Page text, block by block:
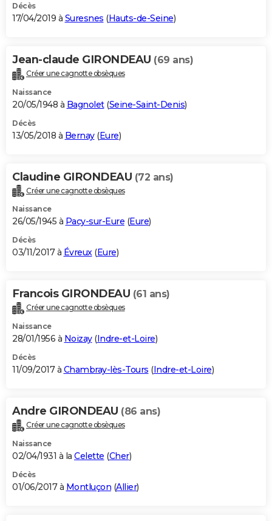
Décès
17/04/2019 à Suresnes (Hauts-de-Seine)
Jean-claude GIRONDEAU (69 ans)
Créer une cagnotte obsèques
Naissance
20/05/1948 à Bagnolet(Seine-Saint-Denis)
Décès
13/05/2018 à Bernay(Eure)
Claudine GIRONDEAU (72 ans)
Créer une cagnotte obsèques
Naissance
26/05/1945 à Pacy-sur-Eure (Eure)
Décès
03/11/2017 à Évreux(Eure)
Francois GIRONDEAU (61 ans)
Créer une cagnotte obsèques
Naissance
28/01/1956 à Noizay(Indre-et-Loire)
Décès
11/09/2017 à Chambray-lès-Tours (Indre-et-Loire)
Andre GIRONDEAU (86 ans)
Créer une cagnotte obsèques
Naissance
02/04/1931 à la Celette (Cher)
Décès
01/06/2017 à Montluçon (Allier)